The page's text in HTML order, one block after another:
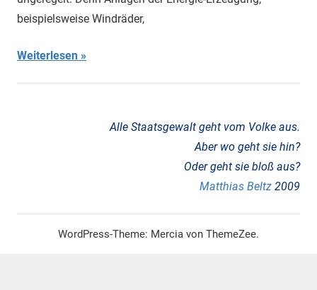
tieffrequenter
Schall,
beispielsweise Windräder,
Weiterlesen
Alle Staatsgewalt geht vom Volke aus.
Aber wo geht sie hin?
Oder geht sie bloß aus?
Matthias Beltz 2009
WordPress-Theme: Mercia von ThemeZee.